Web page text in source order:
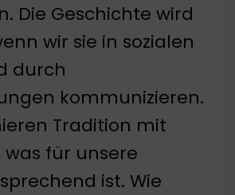
Die Geschichte wird
wir sie in sozialen
durch
kommunizieren.
Tradition mit
für unsere
ist. Wie